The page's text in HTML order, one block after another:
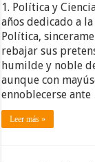
1. Política y
años dedicado a
Política,
rebajar sus
humilde y noble
aunque con
ennoblecerse
Leer más »